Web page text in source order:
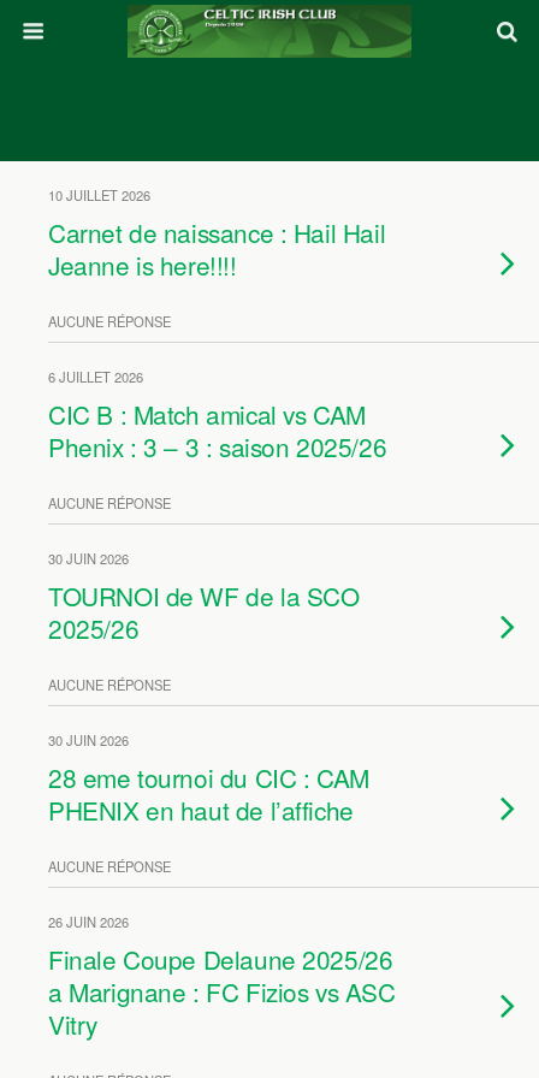
10 JUILLET 2026
Carnet de naissance : Hail Hail
Jeanne is here!!!!
AUCUNE RÉPONSE
6 JUILLET 2026
CIC B : Match amical vs CAM
Phenix : 3 – 3 : saison 2025/26
AUCUNE RÉPONSE
30 JUIN 2026
TOURNOI de WF de la SCO
2025/26
AUCUNE RÉPONSE
30 JUIN 2026
28 eme tournoi du CIC : CAM
PHENIX en haut de l’affiche
AUCUNE RÉPONSE
26 JUIN 2026
Finale Coupe Delaune 2025/26
a Marignane : FC Fizios vs ASC
Vitry